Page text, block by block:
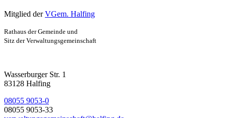
Mitglied derVGem. Halfing
Rathaus der Gemeinde und
Sitz der Verwaltungsgemeinschaft
Wasserburger Str. 1
83128 Halfing
08055 9053-0
08055 9053-33